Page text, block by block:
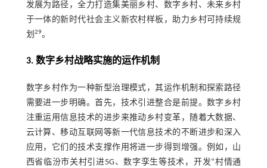
发展为路径，全力打造集美丽乡村、数字乡村、未来乡村
于一体的新时代社会主义新农村样板，助力乡村可持续规
划 29。
3. 数字乡村战略实施的运作机制
数字乡村作为一种新型治理模式，其运作机制和探索路径
需要进一步明确。首先，技术引进整合是前提。数字乡村
注重运用信息技术的进步来推动乡村变革，随着大数据、
云计算、移动互联网等新一代信息技术的不断进步和深入
应用，它们的技术支撑作用将进一步得到增强。例如，山
西省临汾市关村引进5G、数字孪生等技术，开发“村情通